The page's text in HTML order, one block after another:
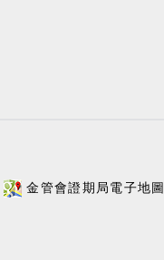
金管會證期局電子地圖